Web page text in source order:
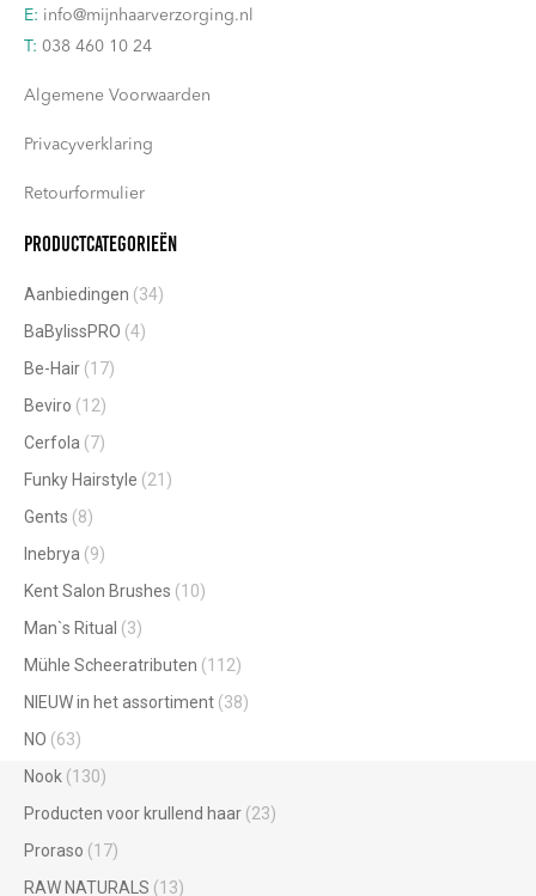
E: info@mijnhaarverzorging.nl
T: 038 460 10 24
Algemene Voorwaarden
Privacyverklaring
Retourformulier
Productcategorieën
Aanbiedingen (34)
BaBylissPRO (4)
Be-Hair (17)
Beviro (12)
Cerfola (7)
Funky Hairstyle (21)
Gents (8)
Inebrya (9)
Kent Salon Brushes (10)
Man`s Ritual (3)
Mühle Scheeratributen (112)
NIEUW in het assortiment (38)
NO (63)
Nook (130)
Producten voor krullend haar (23)
Proraso (17)
RAW NATURALS (13)